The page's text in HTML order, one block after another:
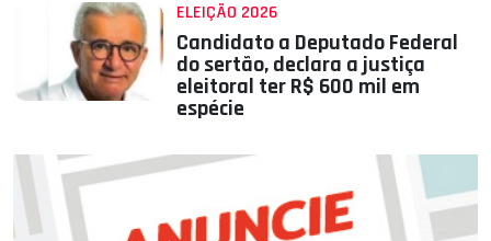
ELEIÇÃO 2026
Candidato a Deputado Federal
do sertão, declara a justiça
eleitoral ter R$ 600 mil em
espécie